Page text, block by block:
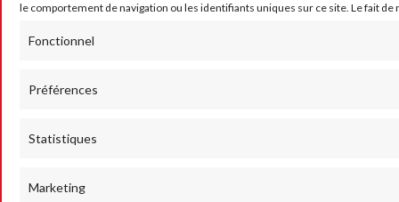
le comportement de navigation ou les identifiants uniques sur ce site. Le fait
Fonctionnel
Préférences
Statistiques
Marketing